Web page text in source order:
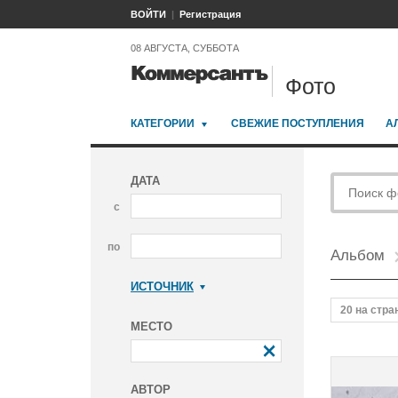
ВОЙТИ Регистрация
08 АВГУСТА, СУББОТА
Фото
КАТЕГОРИИ СВЕЖИЕ ПОСТУПЛЕНИЯ
ДАТА
с
по
ИСТОЧНИК
МЕСТО
АВТОР
Альбом
20 на